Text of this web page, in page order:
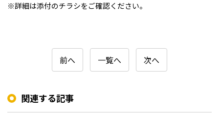
※詳細は添付のチラシをご確認ください。
前へ 一覧へ 次へ
関連する記事